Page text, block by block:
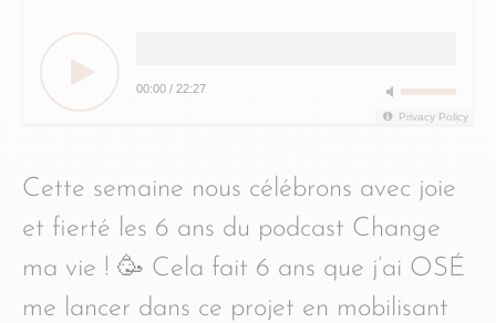
00:00 / 22:27
Privacy Policy
Cette semaine nous célébrons avec joie
et fierté les 6 ans du podcast Change
ma vie ! 🥳 Cela fait 6 ans que j’ai OSÉ
me lancer dans ce projet en mobilisant